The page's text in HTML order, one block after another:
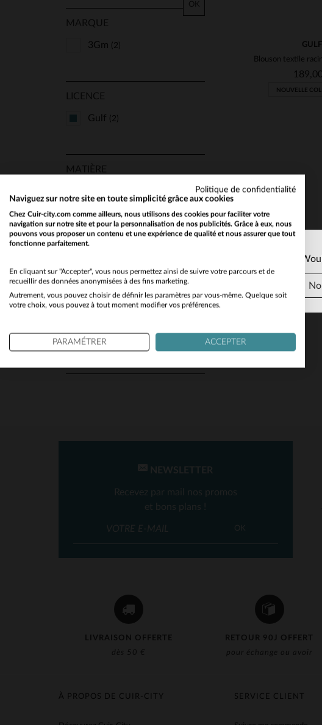
OK
MARQUE
3Gm (2)
LICENCE
Gulf (2)
MATIÈRE
SAISON
Les Nouveautés
TAILLES
M L XL
GULF
NOUVELLE
LIVRAISON OFFERTE
dès 50 €
RETOUR 90J OFFERT
pour échange ou avoir
NEWSLETTER
Recevez par mail nos promos
et bons plans !
OK
SERVICE CLIENT
À PROPOS DE CUIR-CITY
No
Politique de confidentialité
Naviguez sur notre site en toute simplicité grâce aux cookies
Chez Cuir-city.com comme ailleurs, nous utilisons des cookies pour faciliter votre
navigation sur notre site et pour la personnalisation de nos publicités. Grâce à eux, nous
pouvons vous proposer un contenu et une expérience de qualité et nous assurer que tout
fonctionne parfaitement.
En cliquant sur "Accepter", vous nous permettez ainsi de suivre votre parcours et de
recueillir des données anonymisées à des fins marketing.
Autrement, vous pouvez choisir de définir les paramètres par vous-même. Quelque soit
votre choix, vous pouvez à tout moment modifier vos préférences.
PARAMÉTRER ACCEPTER